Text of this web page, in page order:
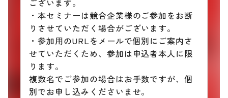
ございます。
・本セミナーは競合企業様のご参加をお断
りさせていただく場合がございます。
・参加用のURLをメールで個別にご案内さ
せていただくため、参加は申込者本人に限
ります。
複数名でご参加の場合はお手数ですが、個
別でお申し込みくださいませ。